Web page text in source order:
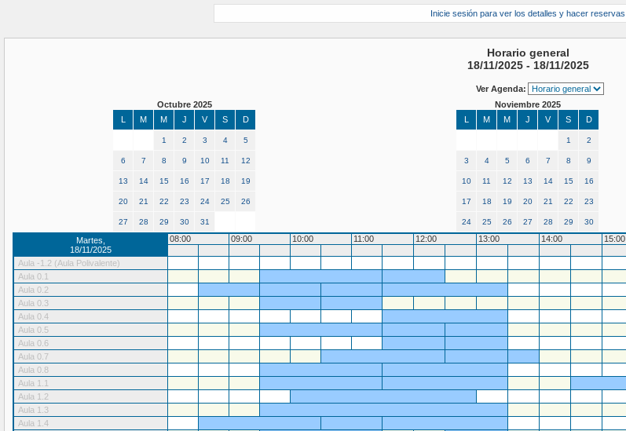
Inicie sesión para ver los detalles y hacer reservas
Horario general
18/11/2025 - 18/11/2025
Ver Agenda:
Octubre 2025
L
M M J V S D
1 2 3 4 5
6 7 8 9 10 11 12
13 14 15 16 17 18 19
20 21 22 23 24 25 26
27 28 29 30 31
Noviembre 2025
L
M M J V S D
1 2
3 4 5 6 7 8 9
10 11 12 13 14 15 16
17 18 19 20 21 22 23
24 25 26 27 28 29 30
Martes,
18/11/2025
08:00 09:00 10:00 11:00 12:00 13:00 14:00 15:00
Aula -1.2 (Aula Polivalente)
Aula 0.1
Aula 0.2
Aula 0.3
Aula 0.4
Aula 0.5
Aula 0.6
Aula 0.7
Aula 0.8
Aula 1.1
Aula 1.2
Aula 1.3
Aula 1.4